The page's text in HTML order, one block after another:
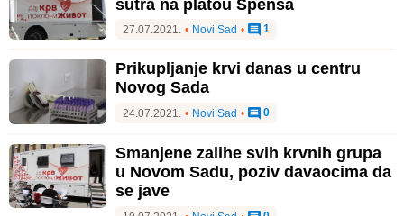
sutra na platou Spensa
27.07.2021. • Novi Sad • 1
Prikupljanje krvi danas u centru
Novog Sada
24.07.2021. • Novi Sad • 0
Smanjene zalihe svih krvnih grupa
u Novom Sadu, poziv davaocima da
se jave